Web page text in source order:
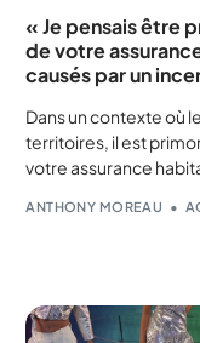
« Je pensais être
de votre
causés par un
Dans un contexte où
territoires, il est
votre assurance
ANTHONY MOREAU